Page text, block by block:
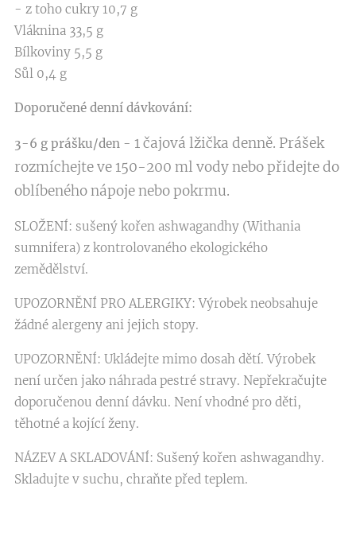
- z toho cukry 10,7 g
Vláknina 33,5 g
Bílkoviny 5,5 g
Sůl 0,4 g
Doporučené denní dávkování:
3-6 g prášku/den - 1 čajová lžička denně. Prášek
rozmíchejte ve 150-200 ml vody nebo přidejte do
oblíbeného nápoje nebo pokrmu.
SLOŽENÍ: sušený kořen ashwagandhy (Withania
sumnifera) z kontrolovaného ekologického
zemědělství.
UPOZORNĚNÍ PRO ALERGIKY: Výrobek neobsahuje
žádné alergeny ani jejich stopy.
UPOZORNĚNÍ: Ukládejte mimo dosah dětí. Výrobek
není určen jako náhrada pestré stravy. Nepřekračujte
doporučenou denní dávku. Není vhodné pro děti,
těhotné a kojící ženy.
NÁZEV A SKLADOVÁNÍ: Sušený kořen ashwagandhy.
Skladujte v suchu, chraňte před teplem.